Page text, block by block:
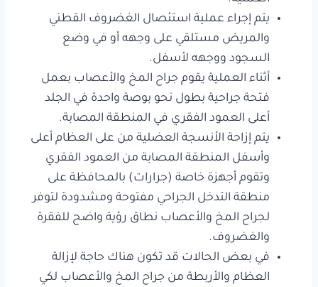
يتم إجراء عملية استئصال الغضروف القطني
والمريض مستلقي على وجهه أو في وضع
السجود ووجهه لأسفل.
أثناء العملية يقوم جراح المخ والأعصاب بعمل
فتحة جراحية بطول نحو بوصة واحدة في الجلد
أعلى العمود الفقري في المنطقة المصابة.
يتم إزاحة الأنسجة العضلية من على العظام أعلى
وأسفل المنطقة المصابة من العمود الفقري
وتقوم أجهزة خاصة (جرارات) بالمحافظة على
منطقة التدخل الجراحي مفتوحة ومشدودة لتوفر
لجراح المخ والأعصاب نطاق رؤية واضح للفقرة
والغضروف.
في بعض الحالات قد تكون هناك حاجة لإزالة
العظام والأربطة من جراح المخ والأعصاب لكي